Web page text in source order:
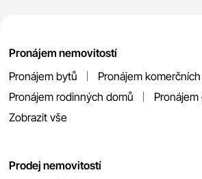
Pronájem nemovitostí
Pronájem bytů
Pronájem
Pronájem rodinných domů
Pronájem
Zobrazit vše
Prodej nemovitostí